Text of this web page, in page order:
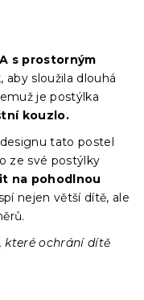
s prostorným
aby sloužila dlouhá
je postýlka
kouzlo.
tato postel
ze své postýlky
na pohodlnou
nejen větší dítě, ale
které ochrání dítě